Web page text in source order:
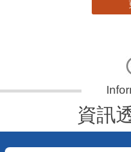
資訊